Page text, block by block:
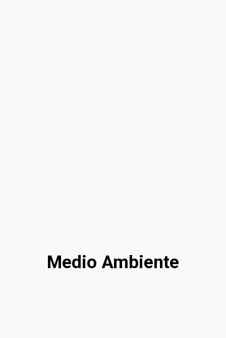
Medio Ambiente